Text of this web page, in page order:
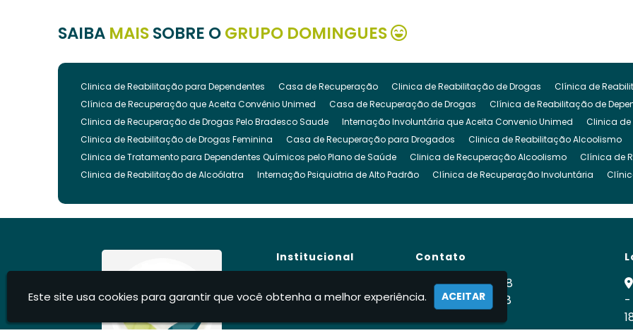
SAIBA MAISSOBRE OGRUPO DOMINGUES
Clinica de Reabilitação para Dependentes Casa de Recuperação Clinica de Reabilitação de Drogas
Clínica de
Clínica de Recuperação que Aceita Convênio Unimed
Casa de Recuperação de Drogas
Clínica de Reabilitação de
Clinica de Recuperação de Drogas Pelo Bradesco Saude
Internação Involuntária que Aceita Convenio Unimed
Clinica
Clinica de Reabilitação de Drogas Feminina
Casa de Recuperação para Drogados
Clinica de Reabilitação Alcoolismo
Clinica de Tratamento para Dependentes Químicos pelo Plano de Saúde
Clinica de Recuperação Alcoolismo
Clínica de
Clinica de Reabilitação de Alcoólatra
Internação Psiquiatria de Alto Padrão Clínica de Recuperação Involuntária
Clinica para Drogado Clínica para Drogados Clinica Reabilitação Drogas
Clinica
Clinica para Dependentes Alcoólicos
Clinica Internação Drogas
Clinica de Internação para Drogados Clinica para Drogas
Clínica para Dependentes
Internação
Institucional
Sobre Nós
Contato
(11) 99900-2928
(11) 99900-2928
-
Este site usa cookies para garantir que você obtenha a melhor experiência. ACEITAR